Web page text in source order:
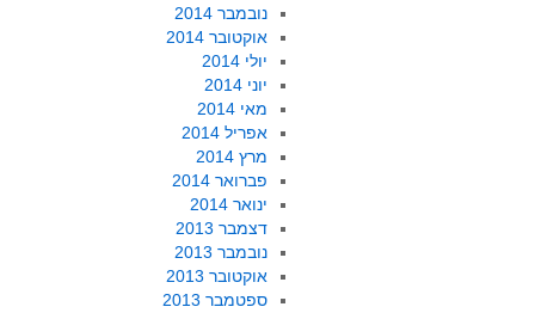
נובמבר 2014
אוקטובר 2014
יולי 2014
יוני 2014
מאי 2014
אפריל 2014
מרץ 2014
פברואר 2014
ינואר 2014
דצמבר 2013
נובמבר 2013
אוקטובר 2013
ספטמבר 2013